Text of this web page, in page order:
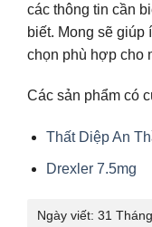
các thông tin cần
biết. Mong sẽ
chọn phù hợp cho
Các sản phẩm có
Thất Diệp An
Drexler 7.5mg
Ngày viết: 31